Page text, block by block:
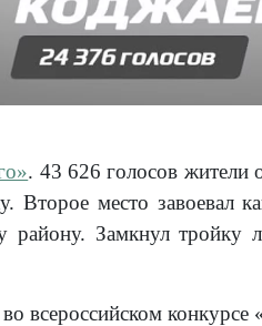
. 43 626 голосов жители
Второе место
Замкнул тройку
всероссийском